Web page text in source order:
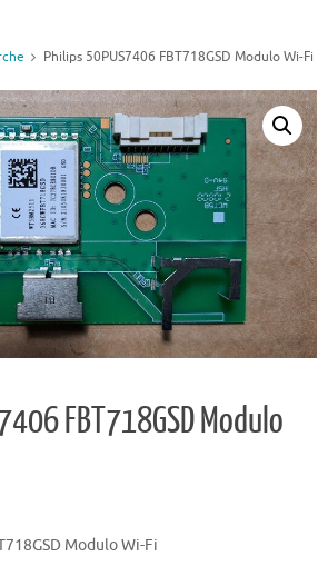
Philips 50PUS7406 FBT718GSD Modulo Wi-Fi
FBT718GSD Modulo
Modulo Wi-Fi